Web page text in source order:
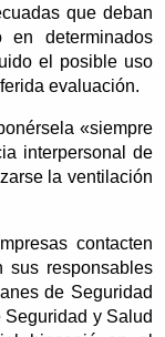
que deban
determinados
el posible uso
evaluación.
«siempre
interpersonal de
la ventilación
contacten
sus responsables
de Seguridad
y Salud